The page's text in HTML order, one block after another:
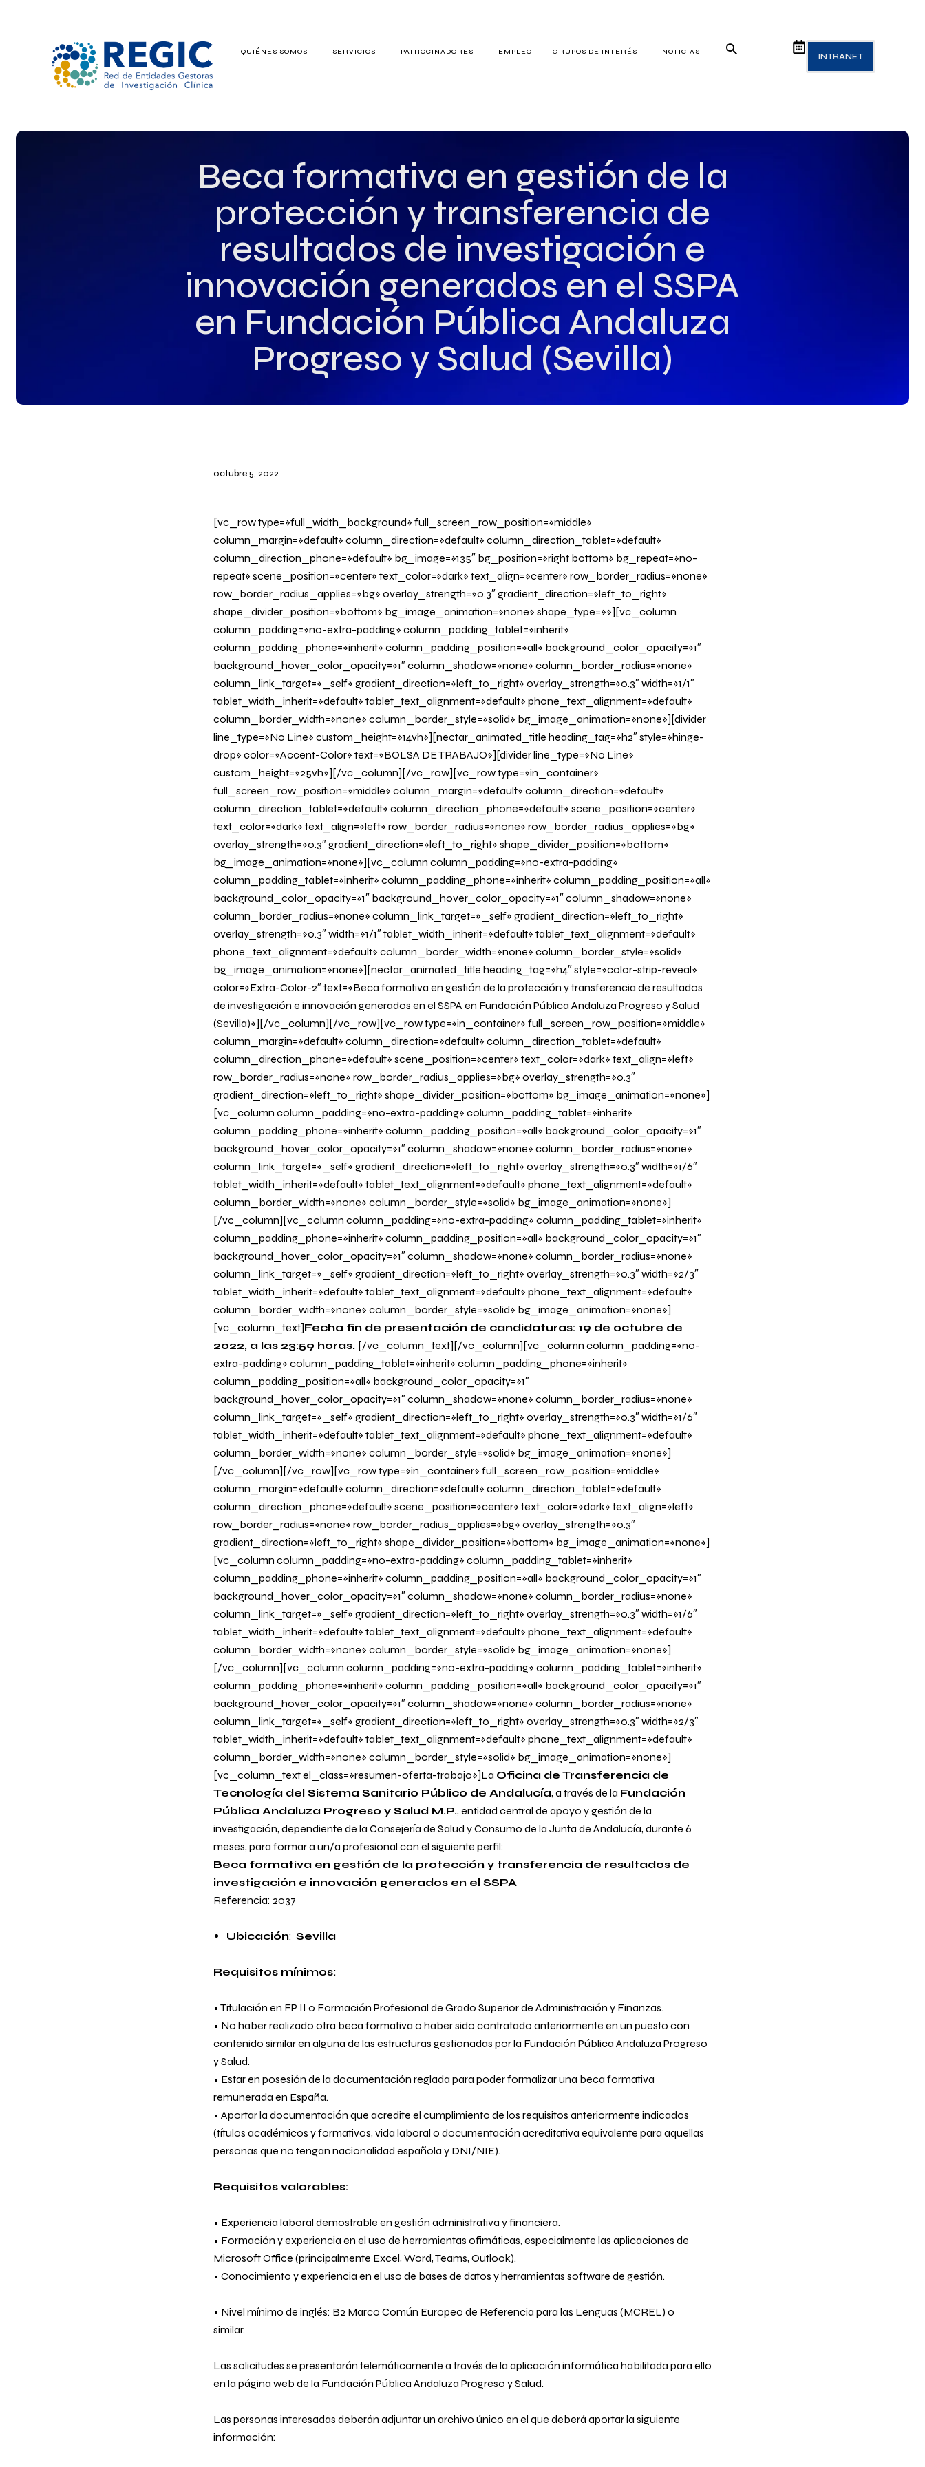
QUIÉNES SOMOS SERVICIOS PATROCINADORES EMPLEO GRUPOS DE INTERÉS NOTICIAS INTRANET
Beca formativa en gestión de la
protección y transferencia de
resultados de investigación e
innovación generados en el SSPA
en Fundación Pública Andaluza
Progreso y Salud (Sevilla)
QUIÉNES SOMOS
SERVICIOS
EMPLEO
GRUPOS DE INTERÉS
NOTICIAS
octubre 5, 2022
[vc_row type=»full_width_background» full_screen_row_position=»middle»
column_margin=»default» column_direction=»default» column_direction_tablet=»default»
column_direction_phone=»default» bg_image=»135″ bg_position=»right bottom» bg_repeat=»no-
repeat» scene_position=»center» text_color=»dark» text_align=»center» row_border_radius=»none»
row_border_radius_applies=»bg» overlay_strength=»0.3″ gradient_direction=»left_to_right»
shape_divider_position=»bottom» bg_image_animation=»none» shape_type=»»][vc_column
column_padding=»no-extra-padding» column_padding_tablet=»inherit»
column_padding_phone=»inherit» column_padding_position=»all» background_color_opacity=»1″
background_hover_color_opacity=»1″ column_shadow=»none» column_border_radius=»none»
column_link_target=»_self» gradient_direction=»left_to_right» overlay_strength=»0.3″ width=»1/1″
tablet_width_inherit=»default» tablet_text_alignment=»default» phone_text_alignment=»default»
column_border_width=»none» column_border_style=»solid» bg_image_animation=»none»][divider
line_type=»No Line» custom_height=»14vh»][nectar_animated_title heading_tag=»h2″ style=»hinge-
drop» color=»Accent-Color» text=»BOLSA DE TRABAJO»][divider line_type=»No Line»
custom_height=»25vh»][/vc_column][/vc_row][vc_row type=»in_container»
full_screen_row_position=»middle» column_margin=»default» column_direction=»default»
column_direction_tablet=»default» column_direction_phone=»default» scene_position=»center»
text_color=»dark» text_align=»left» row_border_radius=»none» row_border_radius_applies=»bg»
overlay_strength=»0.3″ gradient_direction=»left_to_right» shape_divider_position=»bottom»
bg_image_animation=»none»][vc_column column_padding=»no-extra-padding»
column_padding_tablet=»inherit» column_padding_phone=»inherit» column_padding_position=»all»
background_color_opacity=»1″ background_hover_color_opacity=»1″ column_shadow=»none»
column_border_radius=»none» column_link_target=»_self» gradient_direction=»left_to_right»
overlay_strength=»0.3″ width=»1/1″ tablet_width_inherit=»default» tablet_text_alignment=»default»
phone_text_alignment=»default» column_border_width=»none» column_border_style=»solid»
bg_image_animation=»none»][nectar_animated_title heading_tag=»h4″ style=»color-strip-reveal»
color=»Extra-Color-2″ text=»Beca formativa en gestión de la protección y transferencia de resultados
de investigación e innovación generados en el SSPA en Fundación Pública Andaluza Progreso y Salud
(Sevilla)»][/vc_column][/vc_row][vc_row type=»in_container» full_screen_row_position=»middle»
column_margin=»default» column_direction=»default» column_direction_tablet=»default»
column_direction_phone=»default» scene_position=»center» text_color=»dark» text_align=»left»
row_border_radius=»none» row_border_radius_applies=»bg» overlay_strength=»0.3″
gradient_direction=»left_to_right» shape_divider_position=»bottom» bg_image_animation=»none»]
[vc_column column_padding=»no-extra-padding» column_padding_tablet=»inherit»
column_padding_phone=»inherit» column_padding_position=»all» background_color_opacity=»1″
background_hover_color_opacity=»1″ column_shadow=»none» column_border_radius=»none»
column_link_target=»_self» gradient_direction=»left_to_right» overlay_strength=»0.3″ width=»1/6″
tablet_width_inherit=»default» tablet_text_alignment=»default» phone_text_alignment=»default»
column_border_width=»none» column_border_style=»solid» bg_image_animation=»none»]
[/vc_column][vc_column column_padding=»no-extra-padding» column_padding_tablet=»inherit»
column_padding_phone=»inherit» column_padding_position=»all» background_color_opacity=»1″
background_hover_color_opacity=»1″ column_shadow=»none» column_border_radius=»none»
column_link_target=»_self» gradient_direction=»left_to_right» overlay_strength=»0.3″ width=»2/3″
tablet_width_inherit=»default» tablet_text_alignment=»default» phone_text_alignment=»default»
column_border_width=»none» column_border_style=»solid» bg_image_animation=»none»]
[vc_column_text]Fecha fin de presentación de candidaturas: 19 de octubre de
2022, a las 23:59 horas. [/vc_column_text][/vc_column][vc_column column_padding=»no-
extra-padding» column_padding_tablet=»inherit» column_padding_phone=»inherit»
column_padding_position=»all» background_color_opacity=»1″
background_hover_color_opacity=»1″ column_shadow=»none» column_border_radius=»none»
column_link_target=»_self» gradient_direction=»left_to_right» overlay_strength=»0.3″ width=»1/6″
tablet_width_inherit=»default» tablet_text_alignment=»default» phone_text_alignment=»default»
column_border_width=»none» column_border_style=»solid» bg_image_animation=»none»]
[/vc_column][/vc_row][vc_row type=»in_container» full_screen_row_position=»middle»
column_margin=»default» column_direction=»default» column_direction_tablet=»default»
column_direction_phone=»default» scene_position=»center» text_color=»dark» text_align=»left»
row_border_radius=»none» row_border_radius_applies=»bg» overlay_strength=»0.3″
gradient_direction=»left_to_right» shape_divider_position=»bottom» bg_image_animation=»none»]
[vc_column column_padding=»no-extra-padding» column_padding_tablet=»inherit»
column_padding_phone=»inherit» column_padding_position=»all» background_color_opacity=»1″
background_hover_color_opacity=»1″ column_shadow=»none» column_border_radius=»none»
column_link_target=»_self» gradient_direction=»left_to_right» overlay_strength=»0.3″ width=»1/6″
tablet_width_inherit=»default» tablet_text_alignment=»default» phone_text_alignment=»default»
column_border_width=»none» column_border_style=»solid» bg_image_animation=»none»]
[/vc_column][vc_column column_padding=»no-extra-padding» column_padding_tablet=»inherit»
column_padding_phone=»inherit» column_padding_position=»all» background_color_opacity=»1″
background_hover_color_opacity=»1″ column_shadow=»none» column_border_radius=»none»
column_link_target=»_self» gradient_direction=»left_to_right» overlay_strength=»0.3″ width=»2/3″
tablet_width_inherit=»default» tablet_text_alignment=»default» phone_text_alignment=»default»
column_border_width=»none» column_border_style=»solid» bg_image_animation=»none»]
[vc_column_text el_class=»resumen-oferta-trabajo»]La Oficina de Transferencia de
Tecnología del Sistema Sanitario Público de Andalucía, a través de la Fundación
Pública Andaluza Progreso y Salud M.P., entidad central de apoyo y gestión de la
investigación, dependiente de la Consejería de Salud y Consumo de la Junta de Andalucía, durante 6
meses, para formar a un/a profesional con el siguiente perfil:
Beca formativa en gestión de la protección y transferencia de resultados de
investigación e innovación generados en el SSPA
Referencia: 2037
Ubicación: Sevilla
Requisitos mínimos:
• Titulación en FP II o Formación Profesional de Grado Superior de Administración y Finanzas.
• No haber realizado otra beca formativa o haber sido contratado anteriormente en un puesto con
contenido similar en alguna de las estructuras gestionadas por la Fundación Pública Andaluza Progreso
y Salud.
• Estar en posesión de la documentación reglada para poder formalizar una beca formativa
remunerada en España.
• Aportar la documentación que acredite el cumplimiento de los requisitos anteriormente indicados
(títulos académicos y formativos, vida laboral o documentación acreditativa equivalente para aquellas
personas que no tengan nacionalidad española y DNI/NIE).
Requisitos valorables:
• Experiencia laboral demostrable en gestión administrativa y financiera.
• Formación y experiencia en el uso de herramientas ofimáticas, especialmente las aplicaciones de
Microsoft Office (principalmente Excel, Word, Teams, Outlook).
• Conocimiento y experiencia en el uso de bases de datos y herramientas software de gestión.
• Nivel mínimo de inglés: B2 Marco Común Europeo de Referencia para las Lenguas (MCREL) o
similar.
Las solicitudes se presentarán telemáticamente a través de la aplicación informática habilitada para ello
en la página web de la Fundación Pública Andaluza Progreso y Salud.
Las personas interesadas deberán adjuntar un archivo único en el que deberá aportar la siguiente
información: